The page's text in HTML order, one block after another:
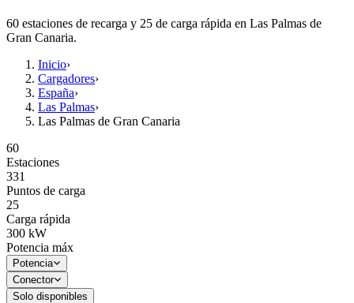
60 estaciones de recarga y 25 de carga rápida en Las Palmas de
Gran Canaria.
Inicio›
Cargadores›
España›
Las Palmas›
Las Palmas de Gran Canaria
60
Estaciones
331
Puntos de carga
25
Carga rápida
300 kW
Potencia máx
Potencia
Conector
Solo disponibles